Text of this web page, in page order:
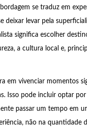
se traduz em
deixar levar pela
significa escolher
a cultura local e,
em vivenciar momentos
Isso pode incluir optar
passar um tempo em
não na quantidade